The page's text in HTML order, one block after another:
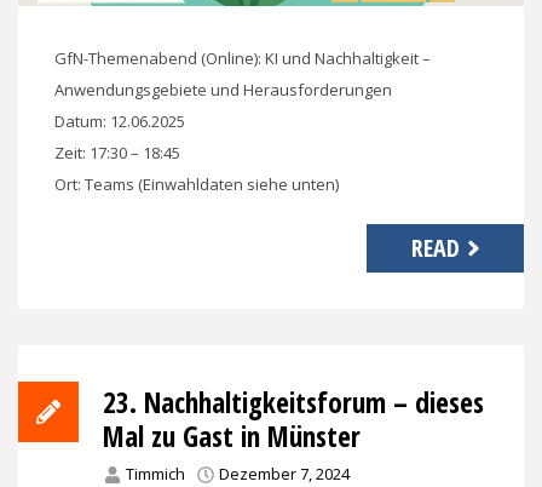
GfN-Themenabend (Online): KI und Nachhaltigkeit –
Anwendungsgebiete und Herausforderungen
Datum: 12.06.2025
Zeit: 17:30 – 18:45
Ort: Teams (Einwahldaten siehe unten)
READ
23. Nachhaltigkeitsforum – dieses
Mal zu Gast in Münster
Timmich Dezember 7, 2024